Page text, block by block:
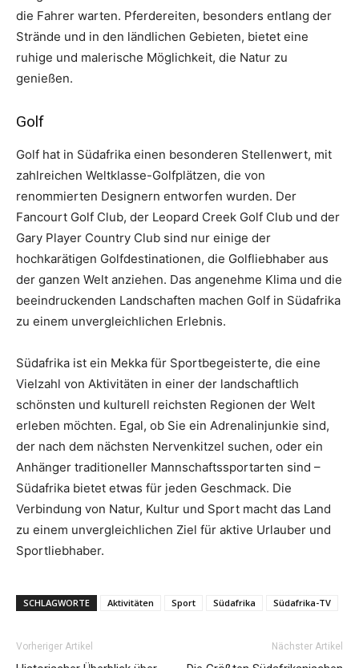
die Fahrer warten. Pferdereiten, besonders entlang der
Strände und in den ländlichen Gebieten, bietet eine
ruhige und malerische Möglichkeit, die Natur zu
genießen.
Golf
Golf hat in Südafrika einen besonderen Stellenwert, mit
zahlreichen Weltklasse-Golfplätzen, die von
renommierten Designern entworfen wurden. Der
Fancourt Golf Club, der Leopard Creek Golf Club und der
Gary Player Country Club sind nur einige der
hochkarätigen Golfdestinationen, die Golfliebhaber aus
der ganzen Welt anziehen. Das angenehme Klima und die
beeindruckenden Landschaften machen Golf in Südafrika
zu einem unvergleichlichen Erlebnis.
Südafrika ist ein Mekka für Sportbegeisterte, die eine
Vielzahl von Aktivitäten in einer der landschaftlich
schönsten und kulturell reichsten Regionen der Welt
erleben möchten. Egal, ob Sie ein Adrenalinjunkie sind,
der nach dem nächsten Nervenkitzel suchen, oder ein
Anhänger traditioneller Mannschaftssportarten sind –
Südafrika bietet etwas für jeden Geschmack. Die
Verbindung von Natur, Kultur und Sport macht das Land
zu einem unvergleichlichen Ziel für aktive Urlauber und
Sportliebhaber.
SCHLAGWORTE Aktivitäten Sport Südafrika Südafrika-TV
Vorheriger Artikel Nächster Artikel